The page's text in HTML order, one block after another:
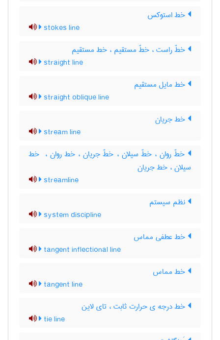
خط استوکس
stokes line
خطّ راست ، خطّ مستقیم ، خط مستقیم
straight line
خط مایل مستقیم
straight oblique line
خط جریان
stream line
خطّ روان ، خطّ سیلان ، خطّ جریان ، خط روان ، ‌ خط
سیلان ، خط جریان
streamline
نظم سیستم
system discipline
خط عطفی مماس
tangent inflectional line
خط مماس
tangent line
خط درجه ی حرارت ثابت ، تای لاین
tie line